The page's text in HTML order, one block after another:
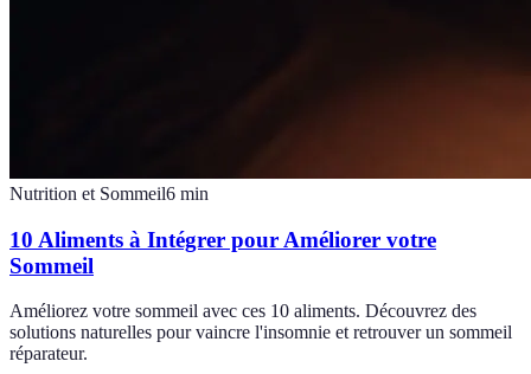
Nutrition et Sommeil6 min
10 Aliments à Intégrer pour Améliorer votre
Sommeil
Améliorez votre sommeil avec ces 10 aliments. Découvrez des
solutions naturelles pour vaincre l'insomnie et retrouver un sommeil
réparateur.